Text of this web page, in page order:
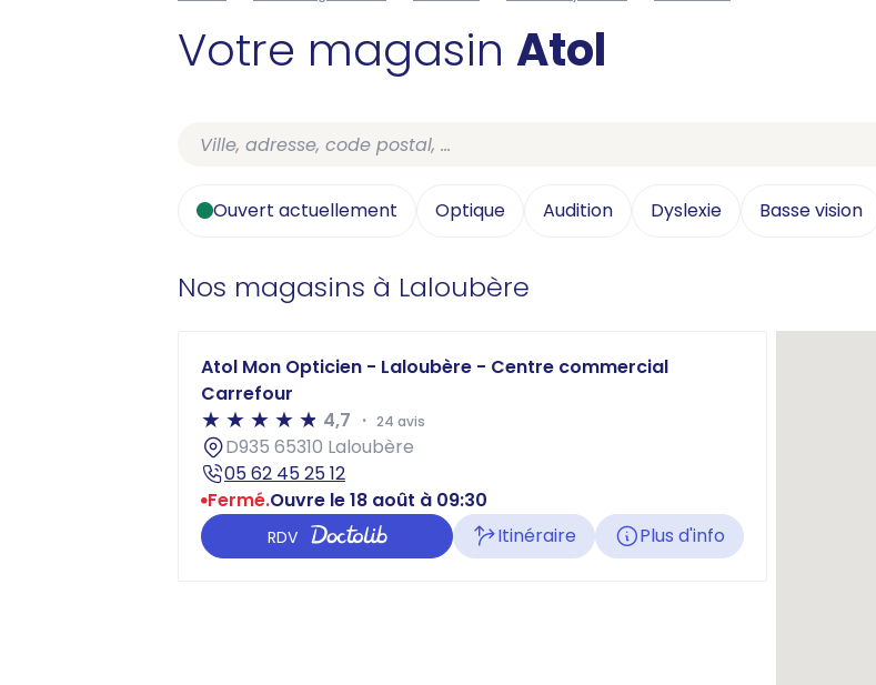
Votre magasin Atol
Ouvert actuellement Optique Audition Dyslexie Basse vision
Nos magasins à Laloubère
Atol Mon Opticien - Laloubère - Centre commercial
Carrefour
4,7
24 avis
D935 65310 Laloubère
05 62 45 25 12
Fermé.Ouvre le 18 août à 09:30
RDV Itinéraire Plus d'info